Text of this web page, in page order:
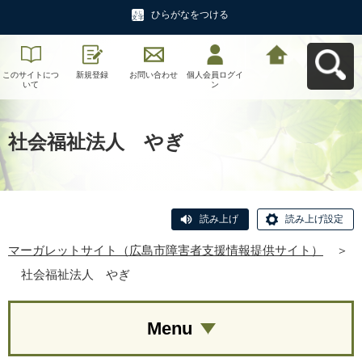
ひらがなをつける
このサイトにつ
いて
新規登録 お問い合わせ
個人会員ログイ
ン
社会福祉法人 やぎ
読み上げ 読み上げ設定
マーガレットサイト（広島市障害者支援情報提供サイト）
＞
社会福祉法人 やぎ
Menu